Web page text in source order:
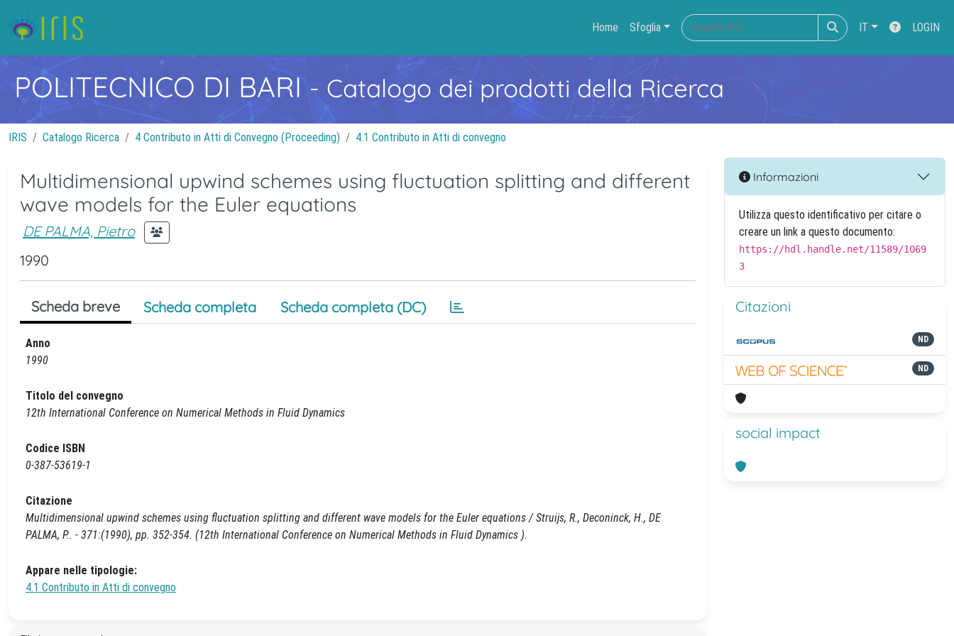
Home Sfoglia IT LOGIN
POLITECNICO DI BARI- Catalogo dei prodotti della Ricerca
IRIS Catalogo Ricerca 4 Contributo in Atti di Convegno (Proceeding) 4.1 Contributo in Atti di convegno
Multidimensional upwind schemes using fluctuation splitting and different
wave models for the Euler equations
DE PALMA, Pietro
1990
Scheda breve Scheda completa Scheda completa (DC)
Anno
1990
Titolo del convegno
12th International Conference on Numerical Methods in Fluid Dynamics
Codice ISBN
0-387-53619-1
Citazione
Multidimensional upwind schemes using fluctuation splitting and different wave models for the Euler equations / Struijs, R., Deconinck, H., DE
PALMA, P.. - 371:(1990), pp. 352-354. (12th International Conference on Numerical Methods in Fluid Dynamics ).
Appare nelle tipologie:
4.1 Contributo in Atti di convegno
Informazioni
Utilizza questo identificativo per citare o
creare un link a questo documento:
https://hdl.handle.net/11589/1069
3
Citazioni
ND
ND
social impact